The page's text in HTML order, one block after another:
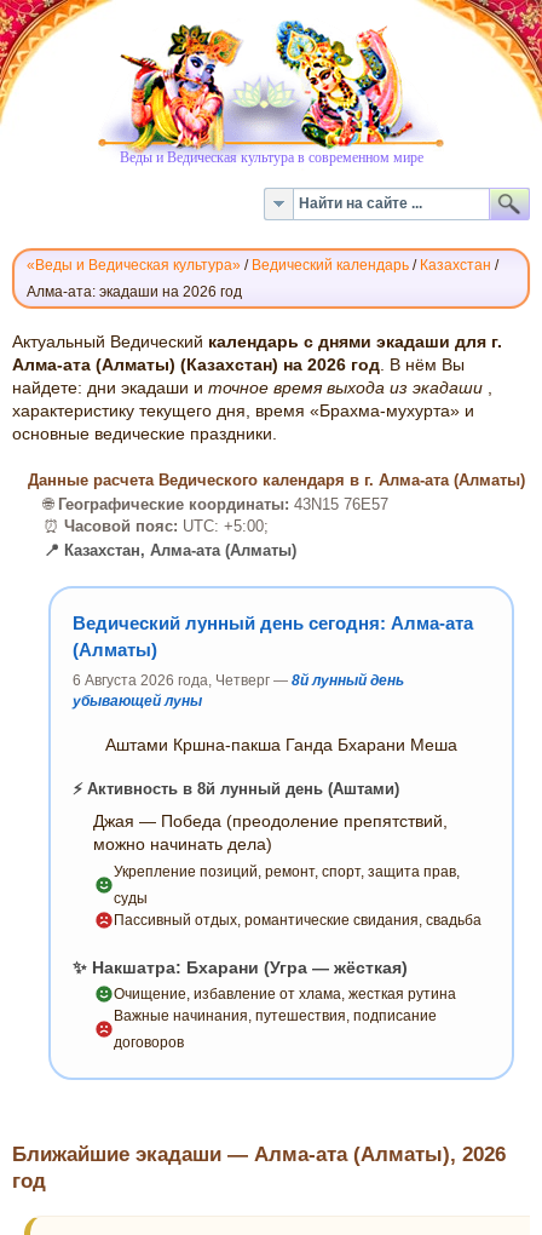
Веды и Ведическая культура в современном мире
«Веды и Ведическая культура» / Ведический календарь / Казахстан /
Алма-ата: экадаши на 2026 год
ВЕДИЧЕСКИЙ
КАЛЕНДАРЬ
ЭКАДАШИ:
АЛМА-
АТА,
Актуальный Ведический календарь с днями экадаши для г.
Алма-ата (Алматы) (Казахстан) на 2026 год . В нём Вы
найдете: дни экадаши и точное время выхода из экадаши
характеристику текущего дня, время «Брахма-мухурта» и
основные ведические праздники.
Данные расчета Ведического календаря в г. Алма-ата (Алматы)
🌐 Географические координаты: 43N15 76E57
⏰ Часовой пояс: UTC: +5:00;
📍 Казахстан, Алма-ата (Алматы)
Ведический лунный день сегодня: Алма-ата
(Алматы)
6 Августа 2026 года, Четверг — 8й лунный день
убывающей луны
Аштами Кршна-пакша Ганда Бхарани Меша
⚡ Активность в 8й лунный день (Аштами)
Джая — Победа (преодоление препятствий,
можно начинать дела)
Укрепление позиций, ремонт, спорт, защита прав,
суды
Пассивный отдых, романтические свидания, свадьба
✨ Накшатра: Бхарани (Угра — жёсткая)
Очищение, избавление от хлама, жесткая рутина
Важные начинания, путешествия, подписание
договоров
Ближайшие экадаши — Алма-ата (Алматы), 2026
год